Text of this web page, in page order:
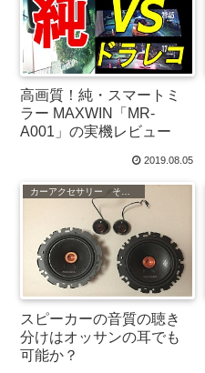
高画質！純・スマートミ
ラー MAXWIN「MR-
A001」の実機レビュー
2019.08.05
スピーカーの音質の聴き
分けはオッサンの耳でも
可能か？